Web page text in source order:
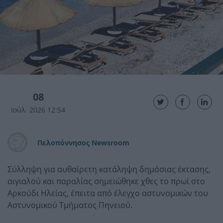
08
Ιούλ. 2026 12:54
Πελοπόννησος Newsroom
Σύλληψη για αυθαίρετη κατάληψη δημόσιας έκτασης,
αιγιαλού και παραλίας σημειώθηκε χθες το πρωί στο
Αρκούδι Ηλείας, έπειτα από έλεγχο αστυνομικών του
Αστυνομικού Τμήματος Πηνειού.